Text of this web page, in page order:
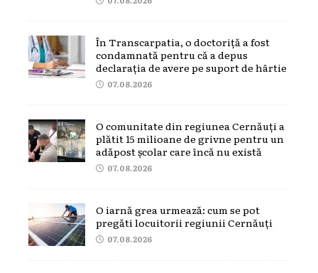
În Transcarpatia, o doctoriță a fost
condamnată pentru că a depus
declarația de avere pe suport de hârtie
07.08.2026
O comunitate din regiunea Cernăuți a
plătit 15 milioane de grivne pentru un
adăpost școlar care încă nu există
07.08.2026
O iarnă grea urmează: cum se pot
pregăti locuitorii regiunii Cernăuți
07.08.2026